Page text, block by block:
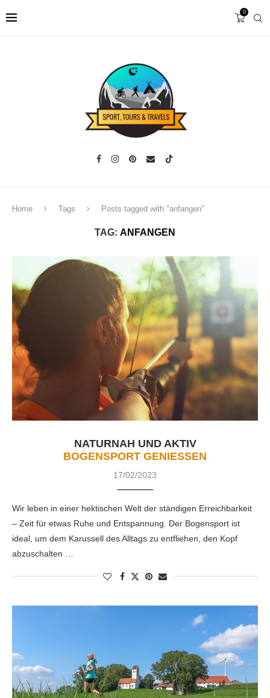
0
Home Tags Posts tagged with "anfangen"
TAG: ANFANGEN
NATURNAH UND AKTIV
BOGENSPORT GENIESSEN
17/02/2023
Wir leben in einer hektischen Welt der ständigen Erreichbarkeit
– Zeit für etwas Ruhe und Entspannung. Der Bogensport ist
ideal, um dem Karussell des Alltags zu entfliehen, den Kopf
abzuschalten …